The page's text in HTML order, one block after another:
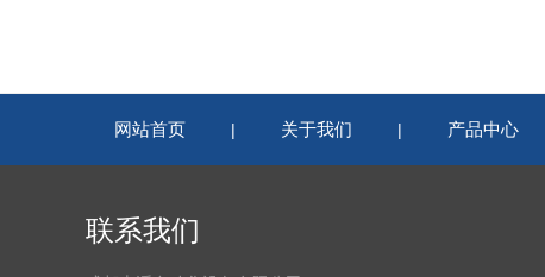
网站首页 | 关于我们 | 产品中心
联系我们